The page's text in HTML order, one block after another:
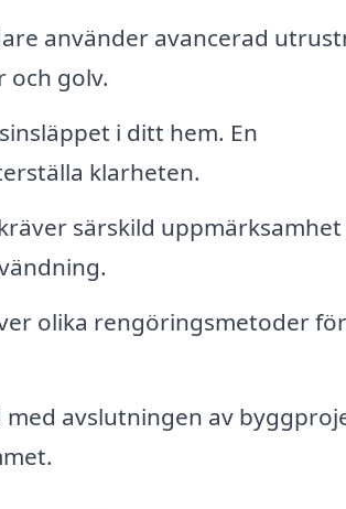
använder avancerad
och golv.
i ditt hem. En
klarheten.
särskild
olika rengöringsmetoder
avslutningen av